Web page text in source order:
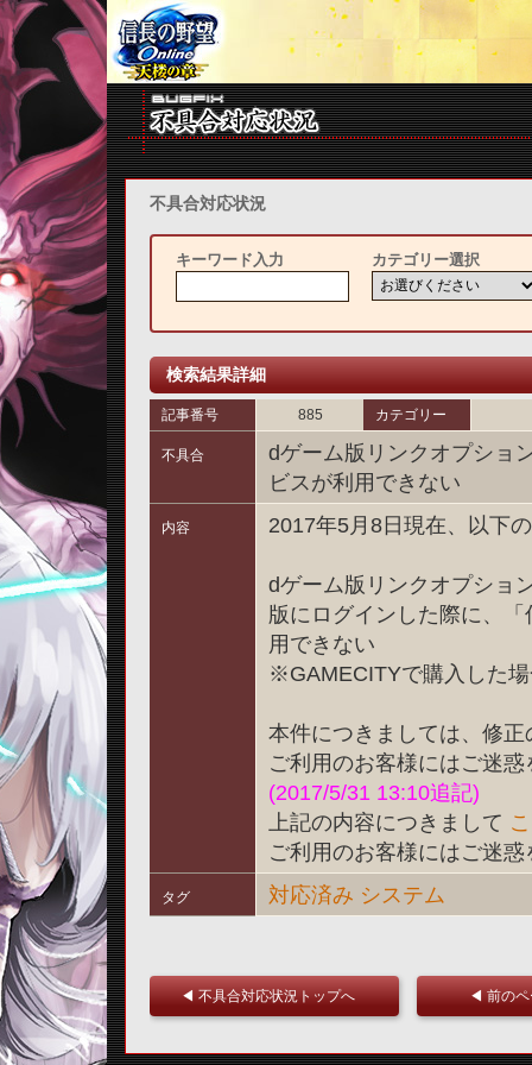
不具合対応状況
キーワード入力 カテゴリー選択
検索結果詳細
記事番号 885 カテゴリー
不具合
dゲーム版リンクオプショ
ビスが利用できない
内容 2017年5月8日現在、以下
dゲーム版リンクオプショ
版にログインした際に、
用できない
※GAMECITYで購入した
本件につきましては、修
ご利用のお客様にはご迷
(2017/5/31 13:10追記)
上記の内容につきまして
ご利用のお客様にはご迷
タグ 対応済み システム
◀ 不具合対応状況トップへ ◀ 前の